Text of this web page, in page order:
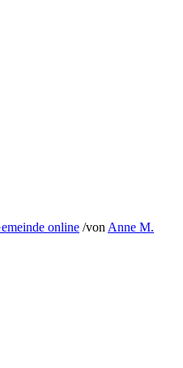
online /von Anne M.